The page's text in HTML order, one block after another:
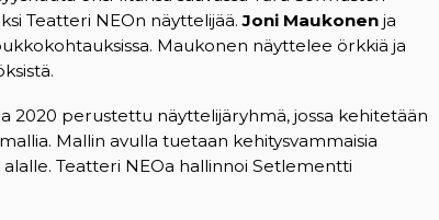
Teatteri NEOn näyttelijää. Joni Maukonen ja
Maukonen näyttelee örkkiä ja
2020 perustettu näyttelijäryhmä, jossa kehitetään
Mallin avulla tuetaan kehitysvammaisia
Teatteri NEOa hallinnoi Setlementti